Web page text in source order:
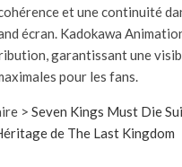
et une continuité
écran. Kadokawa
garantissant une
pour les fans.
> Seven Kings Must Die
de The Last Kingdom